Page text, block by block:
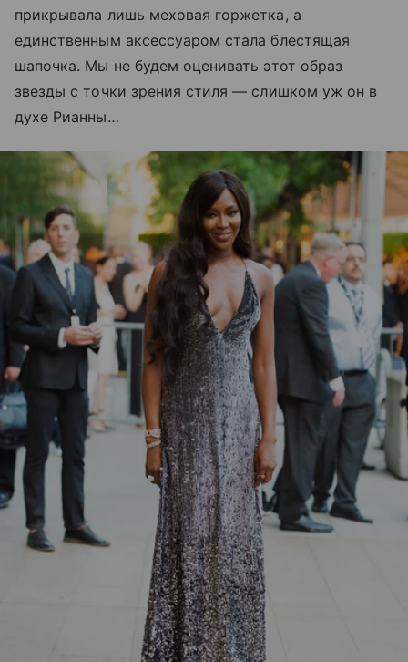
прикрывала лишь меховая горжетка, а
единственным аксессуаром стала блестящая
шапочка. Мы не будем оценивать этот образ
звезды с точки зрения стиля — слишком уж он в
духе Рианны…